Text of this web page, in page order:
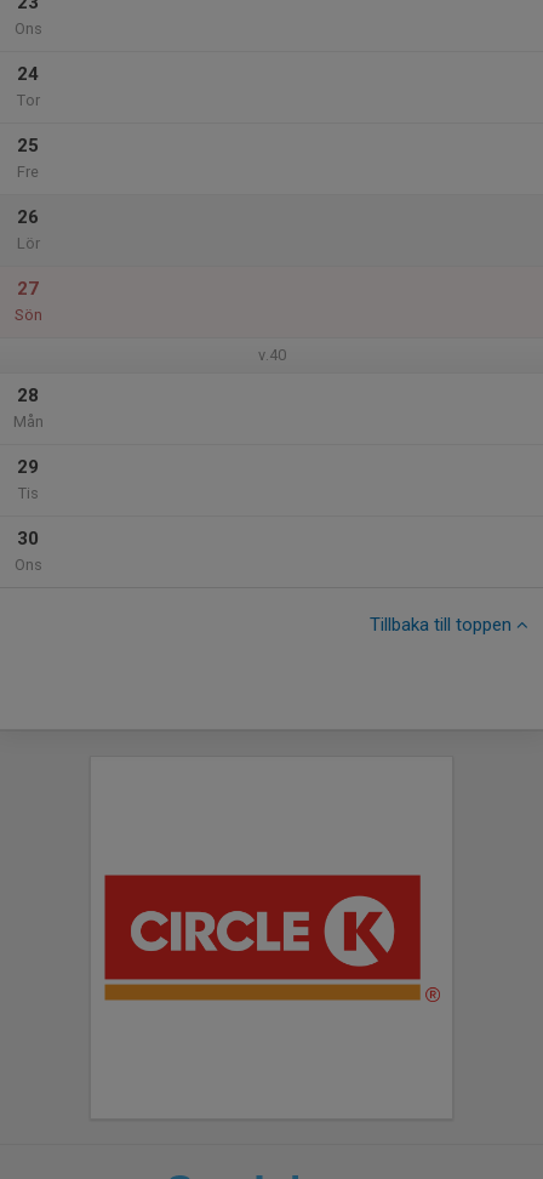
Ons
24
Tor
25
Fre
26
Lör
27
Sön
v.40
28
Mån
29
Tis
30
Ons
Tillbaka till toppen